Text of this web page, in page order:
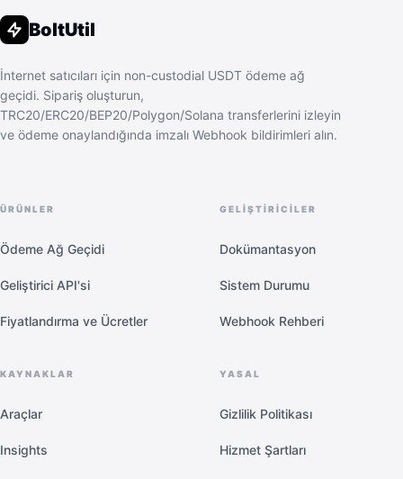
BoltUtil
İnternet satıcıları için non-custodial USDT ödeme ağ
geçidi. Sipariş oluşturun,
TRC20/ERC20/BEP20/Polygon/Solana transferlerini izleyin
ve ödeme onaylandığında imzalı Webhook bildirimleri alın.
ÜRÜNLER
Ödeme Ağ Geçidi
Geliştirici API'si
Fiyatlandırma ve Ücretler
GELIŞTIRICILER
Dokümantasyon
Sistem Durumu
Webhook Rehberi
KAYNAKLAR
Araçlar
Insights
YASAL
Gizlilik Politikası
Hizmet Şartları